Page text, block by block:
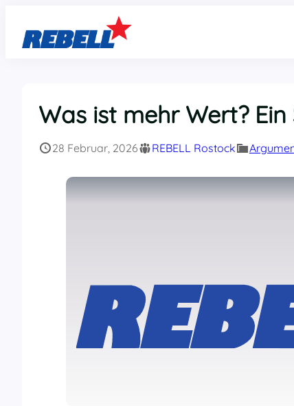
springen
Was ist mehr Wert?
28 Februar, 2026 REBELL Rostock